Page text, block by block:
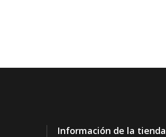
Información de la tienda